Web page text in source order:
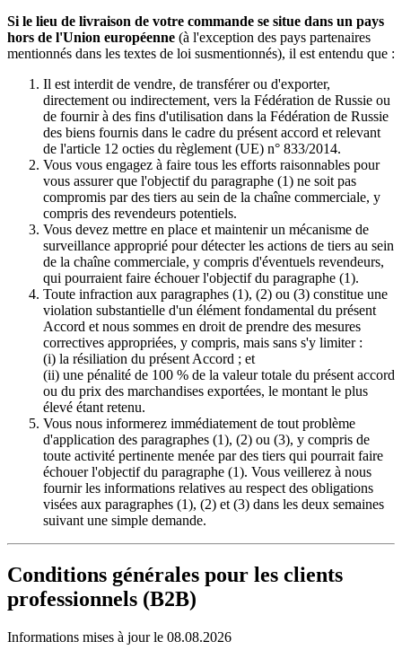
Si le lieu de livraison de votre commande se situe dans un pays
hors de l'Union européenne (à l'exception des pays partenaires
mentionnés dans les textes de loi susmentionnés), il est entendu que :
Il est interdit de vendre, de transférer ou d'exporter,
directement ou indirectement, vers la Fédération de Russie ou
de fournir à des fins d'utilisation dans la Fédération de Russie
des biens fournis dans le cadre du présent accord et relevant
de l'article 12 octies du règlement (UE) n° 833/2014.
Vous vous engagez à faire tous les efforts raisonnables pour
vous assurer que l'objectif du paragraphe (1) ne soit pas
compromis par des tiers au sein de la chaîne commerciale, y
compris des revendeurs potentiels.
Vous devez mettre en place et maintenir un mécanisme de
surveillance approprié pour détecter les actions de tiers au sein
de la chaîne commerciale, y compris d'éventuels revendeurs,
qui pourraient faire échouer l'objectif du paragraphe (1).
Toute infraction aux paragraphes (1), (2) ou (3) constitue une
violation substantielle d'un élément fondamental du présent
Accord et nous sommes en droit de prendre des mesures
correctives appropriées, y compris, mais sans s'y limiter :
(i) la résiliation du présent Accord ; et
(ii) une pénalité de 100 % de la valeur totale du présent accord
ou du prix des marchandises exportées, le montant le plus
élevé étant retenu.
Vous nous informerez immédiatement de tout problème
d'application des paragraphes (1), (2) ou (3), y compris de
toute activité pertinente menée par des tiers qui pourrait faire
échouer l'objectif du paragraphe (1). Vous veillerez à nous
fournir les informations relatives au respect des obligations
visées aux paragraphes (1), (2) et (3) dans les deux semaines
suivant une simple demande.
Conditions générales pour les clients
professionnels (B2B)
Informations mises à jour le 08.08.2026